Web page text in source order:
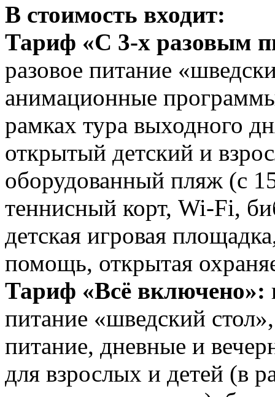
В стоимость входит:
Тариф «С 3-х разовым
разовое питание
анимационные
рамках тура выходного
открытый детский и
оборудованный пляж (с
теннисный корт, Wi-Fi,
детская игровая
помощь, открытая
Тариф «Всё включено»:
питание «шведский
питание, дневные и
для взрослых и детей (в